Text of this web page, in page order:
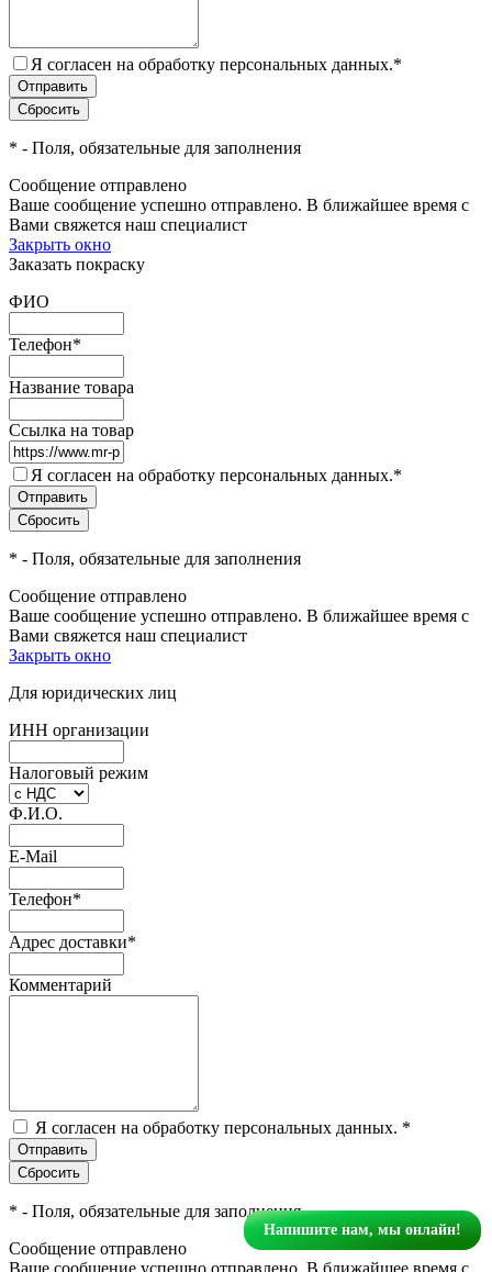
Я согласен на обработку персональных данных.*
* - Поля, обязательные для заполнения
Сообщение отправлено
Ваше сообщение успешно отправлено. В ближайшее время с
Вами свяжется наш специалист
Закрыть окно
Заказать покраску
ФИО
Телефон*
Название товара
Ссылка на товар
Я согласен на обработку персональных данных.*
* - Поля, обязательные для заполнения
Сообщение отправлено
Ваше сообщение успешно отправлено. В ближайшее время с
Вами свяжется наш специалист
Закрыть окно
Для юридических лиц
ИНН организации
Налоговый режим
Ф.И.О.
E-Mail
Телефон*
Адрес доставки*
Комментарий
Я согласен на обработку персональных данных. *
* - Поля, обязательные для заполнения
Сообщение отправлено
Напишите нам, мы онлайн!